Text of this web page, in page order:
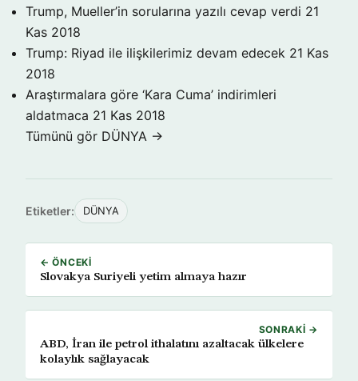
Trump, Mueller’in sorularına yazılı cevap verdi 21
Kas 2018
Trump: Riyad ile ilişkilerimiz devam edecek 21 Kas
2018
Araştırmalara göre ‘Kara Cuma’ indirimleri
aldatmaca 21 Kas 2018
Tümünü gör DÜNYA →
Etiketler: DÜNYA
← ÖNCEKI
Slovakya Suriyeli yetim almaya hazır
SONRAKI →
ABD, İran ile petrol ithalatını azaltacak ülkelere
kolaylık sağlayacak